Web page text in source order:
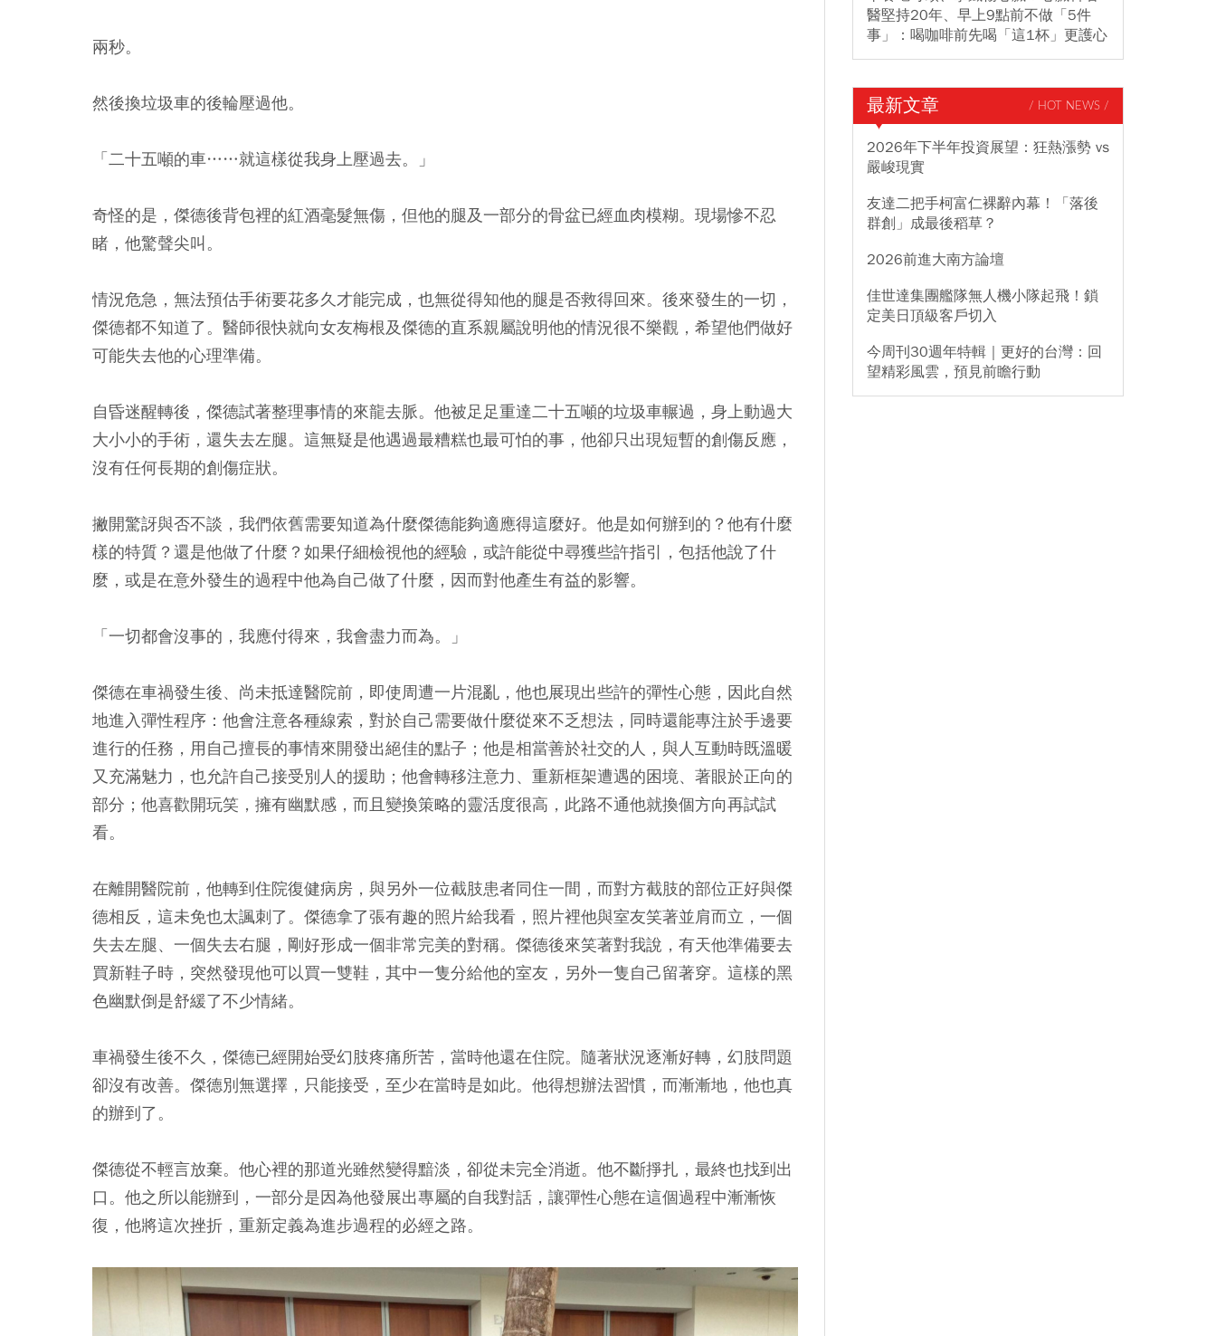
兩秒。
然後換垃圾車的後輪壓過他。
「二十五噸的車……就這樣從我身上壓過去。」
奇怪的是，傑德後背包裡的紅酒毫髮無傷，但他的腿及一部分的骨盆已經血肉模糊。現場慘不忍
睹，他驚聲尖叫。
情況危急，無法預估手術要花多久才能完成，也無從得知他的腿是否救得回來。後來發生的一切，
傑德都不知道了。醫師很快就向女友梅根及傑德的直系親屬說明他的情況很不樂觀，希望他們做好
可能失去他的心理準備。
自昏迷醒轉後，傑德試著整理事情的來龍去脈。他被足足重達二十五噸的垃圾車輾過，身上動過大
大小小的手術，還失去左腿。這無疑是他遇過最糟糕也最可怕的事，他卻只出現短暫的創傷反應，
沒有任何長期的創傷症狀。
撇開驚訝與否不談，我們依舊需要知道為什麼傑德能夠適應得這麼好。他是如何辦到的？他有什麼
樣的特質？還是他做了什麼？如果仔細檢視他的經驗，或許能從中尋獲些許指引，包括他說了什
麼，或是在意外發生的過程中他為自己做了什麼，因而對他產生有益的影響。
「一切都會沒事的，我應付得來，我會盡力而為。」
傑德在車禍發生後、尚未抵達醫院前，即使周遭一片混亂，他也展現出些許的彈性心態，因此自然
地進入彈性程序：他會注意各種線索，對於自己需要做什麼從來不乏想法，同時還能專注於手邊要
進行的任務，用自己擅長的事情來開發出絕佳的點子；他是相當善於社交的人，與人互動時既溫暖
又充滿魅力，也允許自己接受別人的援助；他會轉移注意力、重新框架遭遇的困境、著眼於正向的
部分；他喜歡開玩笑，擁有幽默感，而且變換策略的靈活度很高，此路不通他就換個方向再試試
看。
在離開醫院前，他轉到住院復健病房，與另外一位截肢患者同住一間，而對方截肢的部位正好與傑
德相反，這未免也太諷刺了。傑德拿了張有趣的照片給我看，照片裡他與室友笑著並肩而立，一個
失去左腿、一個失去右腿，剛好形成一個非常完美的對稱。傑德後來笑著對我說，有天他準備要去
買新鞋子時，突然發現他可以買一雙鞋，其中一隻分給他的室友，另外一隻自己留著穿。這樣的黑
色幽默倒是舒緩了不少情緒。
車禍發生後不久，傑德已經開始受幻肢疼痛所苦，當時他還在住院。隨著狀況逐漸好轉，幻肢問題
卻沒有改善。傑德別無選擇，只能接受，至少在當時是如此。他得想辦法習慣，而漸漸地，他也真
的辦到了。
傑德從不輕言放棄。他心裡的那道光雖然變得黯淡，卻從未完全消逝。他不斷掙扎，最終也找到出
口。他之所以能辦到，一部分是因為他發展出專屬的自我對話，讓彈性心態在這個過程中漸漸恢
復，他將這次挫折，重新定義為進步過程的必經之路。
醫堅持20年、早上9點前不做「5件
事」：喝咖啡前先喝「這1杯」更護心
最新文章 / HOT NEWS /
2026年下半年投資展望：狂熱漲勢 vs
嚴峻現實
友達二把手柯富仁裸辭內幕！「落後
群創」成最後稻草？
2026前進大南方論壇
佳世達集團艦隊無人機小隊起飛！鎖
定美日頂級客戶切入
今周刊30週年特輯｜更好的台灣：回
望精彩風雲，預見前瞻行動